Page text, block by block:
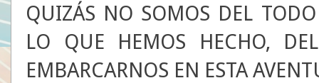
QUIZÁS NO SOMOS DEL
LO QUE HEMOS HECHO,
EMBARCARNOS EN ESTA